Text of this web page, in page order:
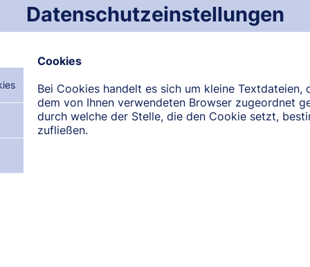
Datenschutzeinstellungen
Cookies
Bei Cookies handelt es sich um kleine Textdateien,
dem von Ihnen verwendeten Browser zugeordnet
durch welche der Stelle, die den Cookie setzt,
zufließen.